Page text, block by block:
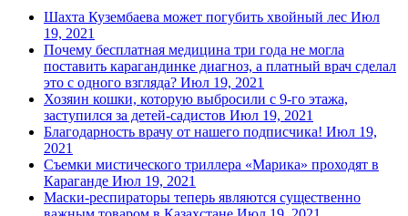
Шахта Кузембаева может погубить хвойный лес Июл
19, 2021
Почему бесплатная медицина три года не могла
поставить карагандинке диагноз, а платный врач сделал
это с одного взгляда? Июл 19, 2021
Хозяин кошки, которую выбросили с 9-го этажа,
заступился за детей-садистов Июл 19, 2021
Благодарность врачу от нашего подписчика! Июл 19,
2021
Съемки мистического триллера «Марика» проходят в
Караганде⁣ Июл 19, 2021
Маски-респираторы теперь являются существенно